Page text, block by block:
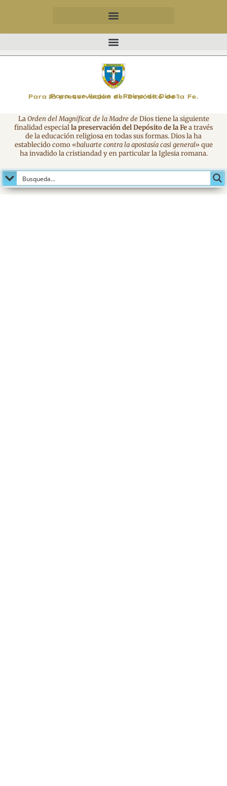
Para la preservación del Depósito de la Fe.
¡Para que llegue el Reino de Dios!
MAGNIFICAT
LaOrden del Magníficat de la Madre deDios tiene la siguiente
finalidad especialla preservación del Depósito de la Fea través
de la educación religiosa en todas sus formas. Dios la ha
establecido como«baluarte contra la apostasía casi general» que
ha invadido la cristiandad y en particular la Iglesia romana.